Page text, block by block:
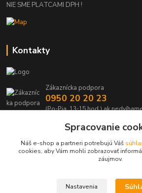
NIE SME PLATCAMI DPH !
Kontakty
Zákaznícka podpora
0950 20 20 23
(Po-Pia, 13-15 hod.) ak
info@kabelmanie.skSpracovanie
Náš e-shop a partneri potrebujú Váš
cookies, aby Vám mohli zobrazovať
záujmov.
Nastavenia